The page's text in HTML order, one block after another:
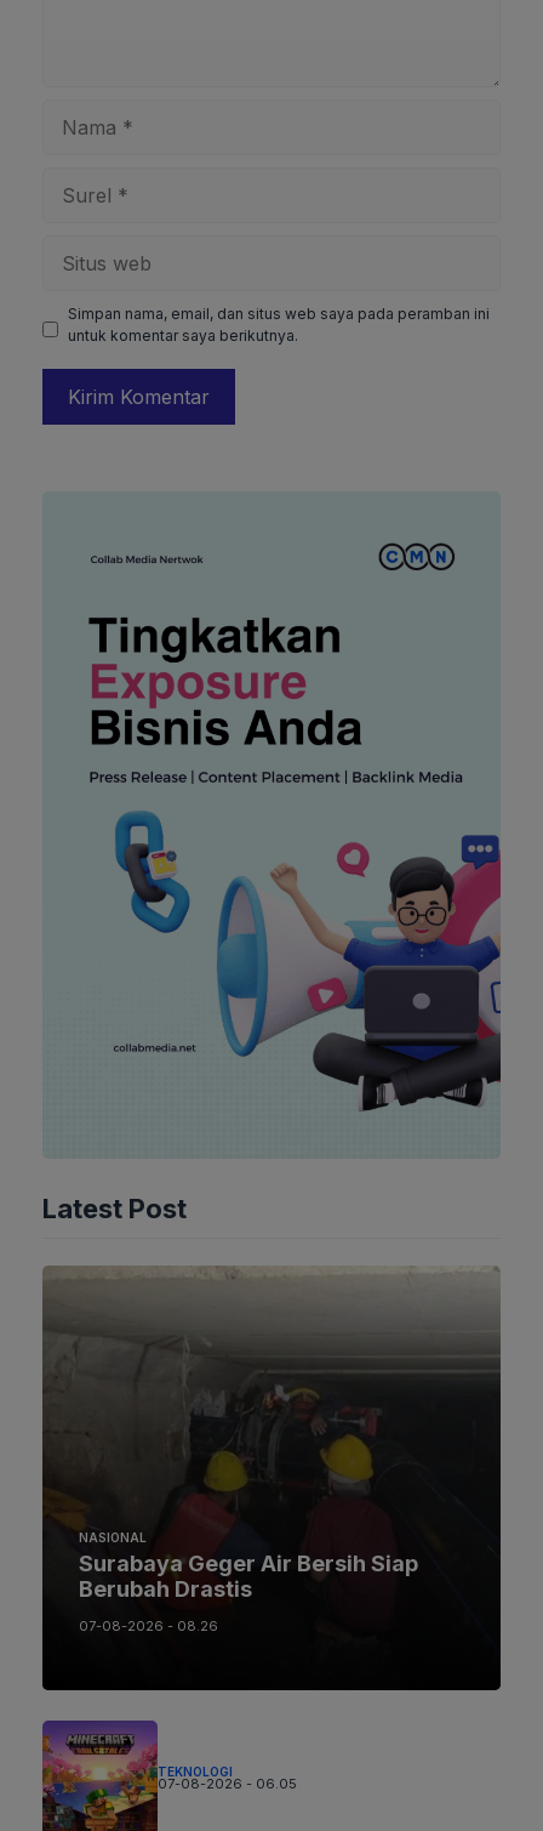
Simpan nama, email, dan situs web saya pada peramban ini
untuk komentar saya berikutnya.
Latest Post
NASIONAL
Surabaya Geger Air Bersih Siap
Berubah Drastis
07-08-2026 - 08.26
TEKNOLOGI
07-08-2026 - 06.05